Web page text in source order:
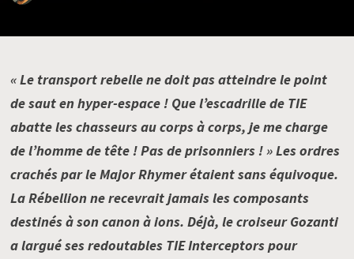
« Le transport rebelle ne doit pas atteindre le point
de saut en hyper-espace ! Que l’escadrille de TIE
abatte les chasseurs au corps à corps, je me charge
de l’homme de tête ! Pas de prisonniers ! » Les ordres
crachés par le Major Rhymer étaient sans équivoque.
La Rébellion ne recevrait jamais les composants
destinés à son canon à ions. Déjà, le croiseur Gozanti
a largué ses redoutables TIE Interceptors pour